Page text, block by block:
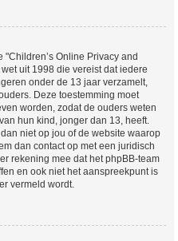
"Children’s Online Privacy and
uit 1998 die vereist dat iedere
onder de 13 jaar verzamelt,
Deze toestemming moet
worden, zodat de ouders weten
hun kind, jonger dan 13, heeft.
niet op jou of de website waarop
dan contact op met een juridisch
rekening mee dat het phpBB-team
en ook niet het aanspreekpunt is
vermeld wordt.